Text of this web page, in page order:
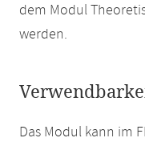
dem Modul
werden.
Das Modul kann im